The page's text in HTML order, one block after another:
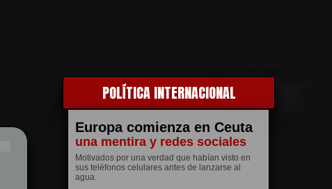
POLÍTICA INTERNACIONAL
Europa comienza en Ceuta
una mentira y redes sociales
Motivados por una verdad que habían visto en
sus teléfonos celulares antes de lanzarse al
agua.